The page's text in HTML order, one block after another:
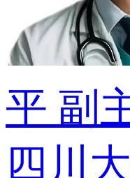
平 副
四川